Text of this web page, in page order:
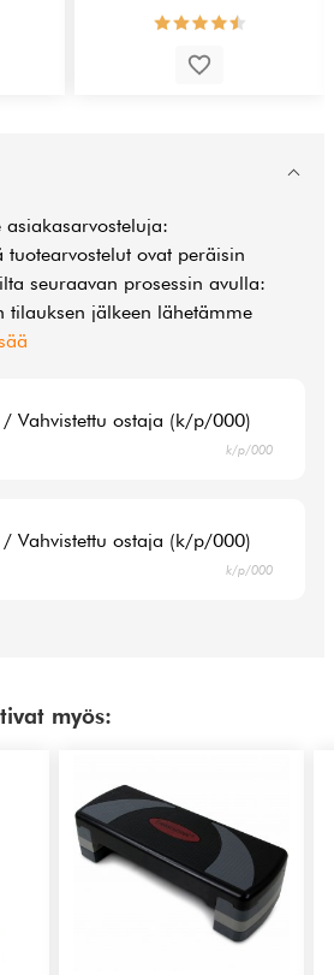
tuotearvostelut ovat peräisin
seuraavan prosessin avulla:
tilauksen jälkeen lähetämme
Vahvistettu ostaja (k/p/000)
k/p/000
Vahvistettu ostaja (k/p/000)
k/p/000
myös: